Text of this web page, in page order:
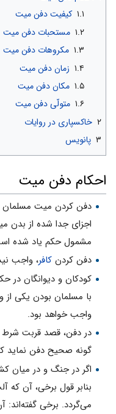
۱.۱ کیفیت دفن میت
۱.۲ مستحبات دفن میت
۱.۳ مکروهات دفن میت
۱.۴ زمان دفن میت
۱.۵ مکان دفن میت
۱.۶ متولّی دفن میت
۲ خاکسپاری در روایات
۳ پانویس
احکام دفن میت
دفن کردن میت
اجزای جدا شده از بدن
مشمول حکم یاد شده‌
دفن کردن کافر، واجب
کودکان و دیوانگان در
با مسلمان بودن یکی از
واجب خواهد بود.
در دفن، قصد قربت شرط
گونه‌ صحیح دفن نماید
اگر در جنگ و در میان
بنابر قول برخی، آن
می‌گردد. برخی